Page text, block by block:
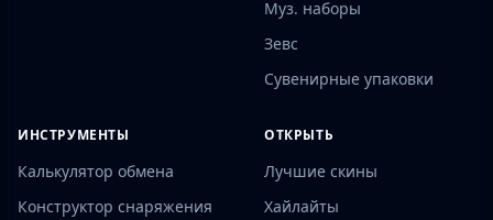
Муз. наборы
Зевс
Сувенирные упаковки
ИНСТРУМЕНТЫ
Калькулятор обмена
Конструктор снаряжения
ОТКРЫТЬ
Лучшие скины
Хайлайты